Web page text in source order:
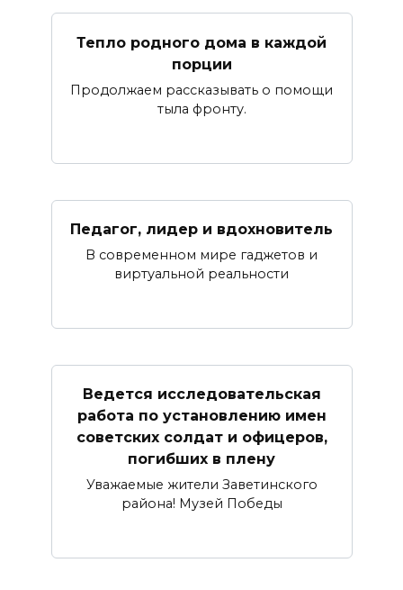
Тепло родного дома в каждой
порции
Продолжаем рассказывать о помощи
тыла фронту.
Педагог, лидер и вдохновитель
В современном мире гаджетов и
виртуальной реальности
Ведется исследовательская
работа по установлению имен
советских солдат и офицеров,
погибших в плену
Уважаемые жители Заветинского
района! Музей Победы